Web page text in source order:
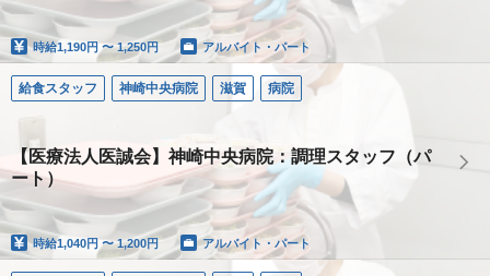
時給1,190円 〜 1,250円 アルバイト・パート
給食スタッフ 神崎中央病院 滋賀 病院
【医療法人医誠会】神崎中央病院：調理スタッフ（パ
ート）
時給1,040円 〜 1,200円 アルバイト・パート